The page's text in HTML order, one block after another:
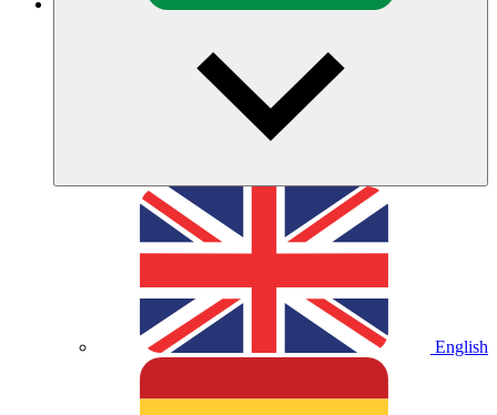
English